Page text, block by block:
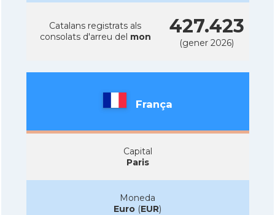
Catalans registrats als
consolats d'arreu del mon 427.423
(gener 2026)
França
Capital
Paris
Moneda
Euro (EUR)